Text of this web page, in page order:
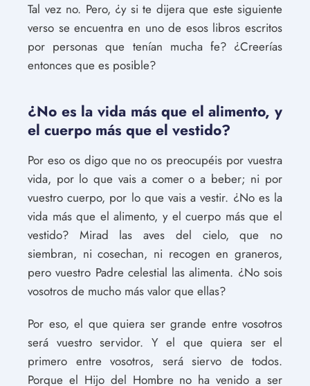
Tal vez no. Pero, ¿y si te dijera que este siguiente
verso se encuentra en uno de esos libros escritos
por personas que tenían mucha fe? ¿Creerías
entonces que es posible?
¿No es la vida más que el alimento, y
el cuerpo más que el vestido?
Por eso os digo que no os preocupéis por vuestra
vida, por lo que vais a comer o a beber; ni por
vuestro cuerpo, por lo que vais a vestir. ¿No es la
vida más que el alimento, y el cuerpo más que el
vestido? Mirad las aves del cielo, que no
siembran, ni cosechan, ni recogen en graneros,
pero vuestro Padre celestial las alimenta. ¿No sois
vosotros de mucho más valor que ellas?
Por eso, el que quiera ser grande entre vosotros
será vuestro servidor. Y el que quiera ser el
primero entre vosotros, será siervo de todos.
Porque el Hijo del Hombre no ha venido a ser